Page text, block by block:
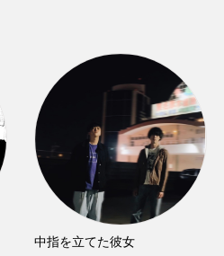
中指を立てた彼女